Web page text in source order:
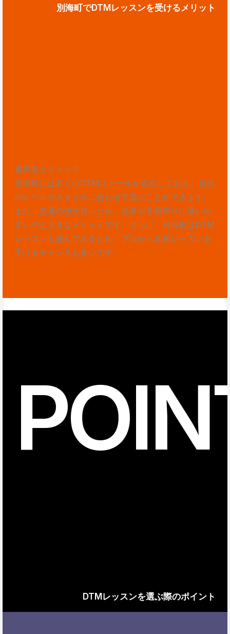
別海町でDTMレッスンを受けるメリット
選択肢とチャンス
別海町には多くのDTMスクールが点在しており、自分
のレベルやスタイルに合わせて選ぶことができます。
また、交通の便が良いため、仕事や学校帰りに通いや
すいのも大きなメリットです。さらに、別海町はDTM
レッスンも盛んであるため、プロから直接レッスンを
受けるチャンスも多いです。
DTMレッスンを選ぶ際のポイント